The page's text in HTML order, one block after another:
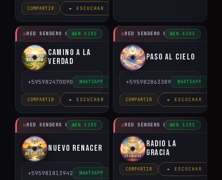
COMPARTIR ► ESCUCHAR
RED SENDERO CRISTIANO
EN AIRE
Camino a la
Verdad
+595982470090 WHATSAPP
COMPARTIR ► ESCUCHAR
RED SENDERO CRISTIANO
EN AIRE
Paso al Cielo
+595982863389 WHATSAPP
COMPARTIR ► ESCUCHAR
RED SENDERO CRISTIANO
EN AIRE
Nuevo Renacer
+595981813942 WHATSAPP
RED SENDERO CRISTIANO
EN AIRE
Radio la
Gracia
COMPARTIR ► ESCUCHAR